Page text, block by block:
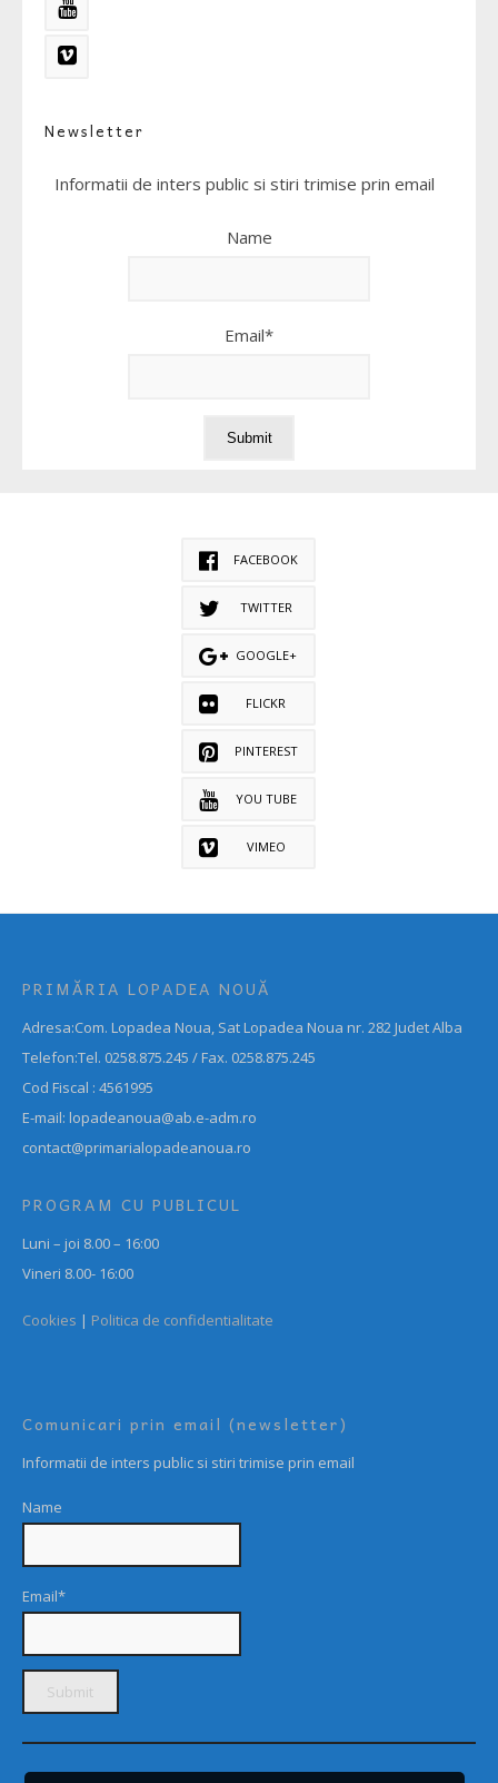
Newsletter
Informatii de inters public si stiri trimise prin email
Name
Email*
FACEBOOK
TWITTER
GOOGLE+
FLICKR
PINTEREST
YOU TUBE
VIMEO
PRIMĂRIA LOPADEA NOUĂ
Adresa:Com. Lopadea Noua, Sat Lopadea Noua nr. 282 Judet Alba
Telefon:Tel. 0258.875.245 / Fax. 0258.875.245
Cod Fiscal : 4561995
E-mail: lopadeanoua@ab.e-adm.ro
contact@primarialopadeanoua.ro
PROGRAM CU PUBLICUL
Luni – joi 8.00 – 16:00
Vineri 8.00- 16:00
Cookies | Politica de confidentialitate
Comunicari prin email (newsletter)
Informatii de inters public si stiri trimise prin email
Name
Email*